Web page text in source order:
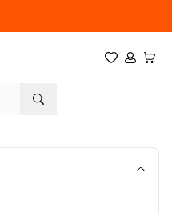
Favorilerim
Hesabım